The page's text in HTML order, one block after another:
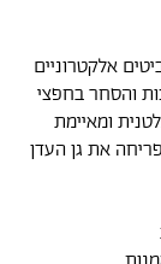
אלקטרוניים
והסחר בחפצי
ומאיימת
את גן העדן